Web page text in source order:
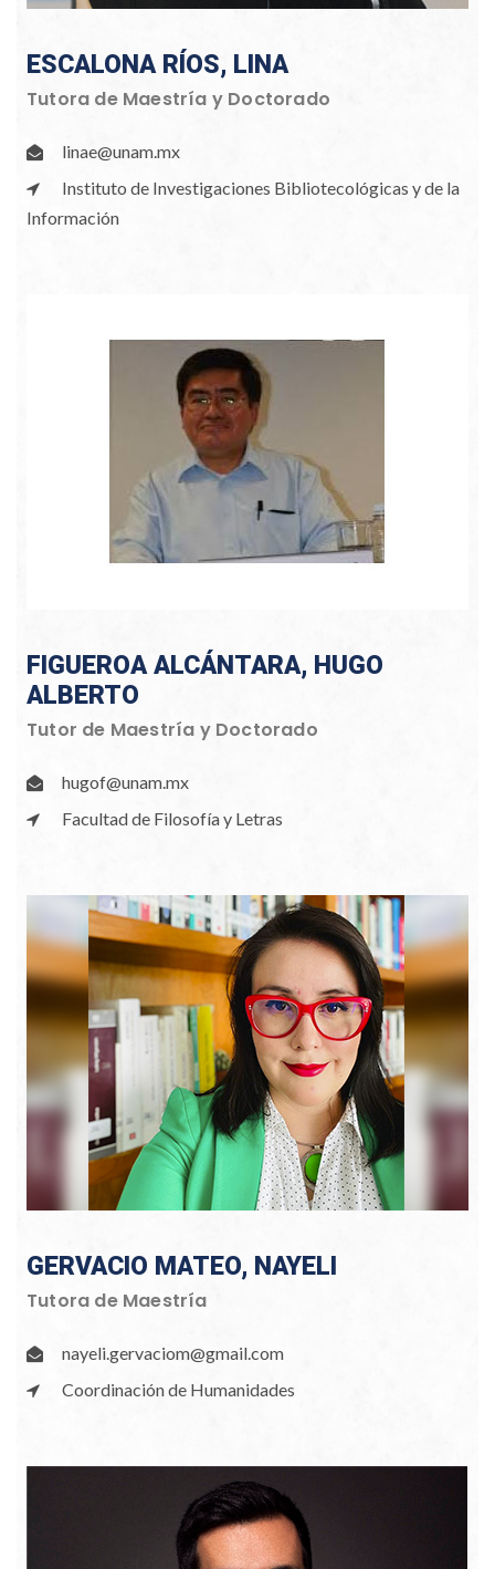
ESCALONA RÍOS, LINA
Tutora de Maestría y Doctorado
linae@unam.mx
Instituto de Investigaciones Bibliotecológicas y de la
Información
FIGUEROA ALCÁNTARA, HUGO
ALBERTO
Tutor de Maestría y Doctorado
hugof@unam.mx
Facultad de Filosofía y Letras
GERVACIO MATEO, NAYELI
Tutora de Maestría
nayeli.gervaciom@gmail.com
Coordinación de Humanidades